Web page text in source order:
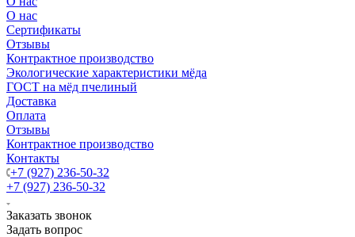
О нас
Сертификаты
Отзывы
Контрактное производство
Экологические характеристики мёда
ГОСТ на мёд пчелиный
Доставка
Оплата
Отзывы
Контрактное производство
Контакты
+7 (927) 236-50-32
+7 (927) 236-50-32
Заказать звонок
Задать вопрос